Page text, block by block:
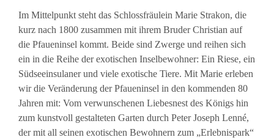
Im Mittelpunkt steht das Schlossfräulein Marie Strakon, die
kurz nach 1800 zusammen mit ihrem Bruder Christian auf
die Pfaueninsel kommt. Beide sind Zwerge und reihen sich
ein in die Reihe der exotischen Inselbewohner: Ein Riese, ein
Südseeinsulaner und viele exotische Tiere. Mit Marie erleben
wir die Veränderung der Pfaueninsel in den kommenden 80
Jahren mit: Vom verwunschenen Liebesnest des Königs hin
zum kunstvoll gestalteten Garten durch Peter Joseph Lenné,
der mit all seinen exotischen Bewohnern zum „Erlebnispark“